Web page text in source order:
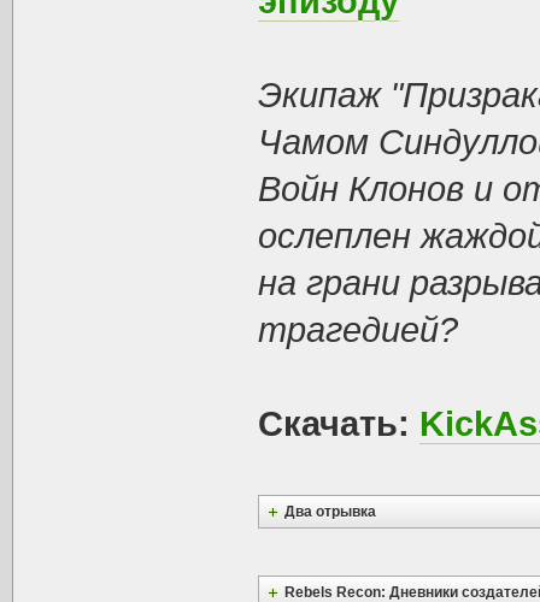
Экипаж
Чамом
Войн Клонов и
ослеплен
на грани
трагедией?
Скачать:
Два отрывка
Rebels Recon: Дневники